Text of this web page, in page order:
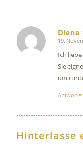
Diana
sagte:
19.
Ich
Sie
um
Hinterlasse